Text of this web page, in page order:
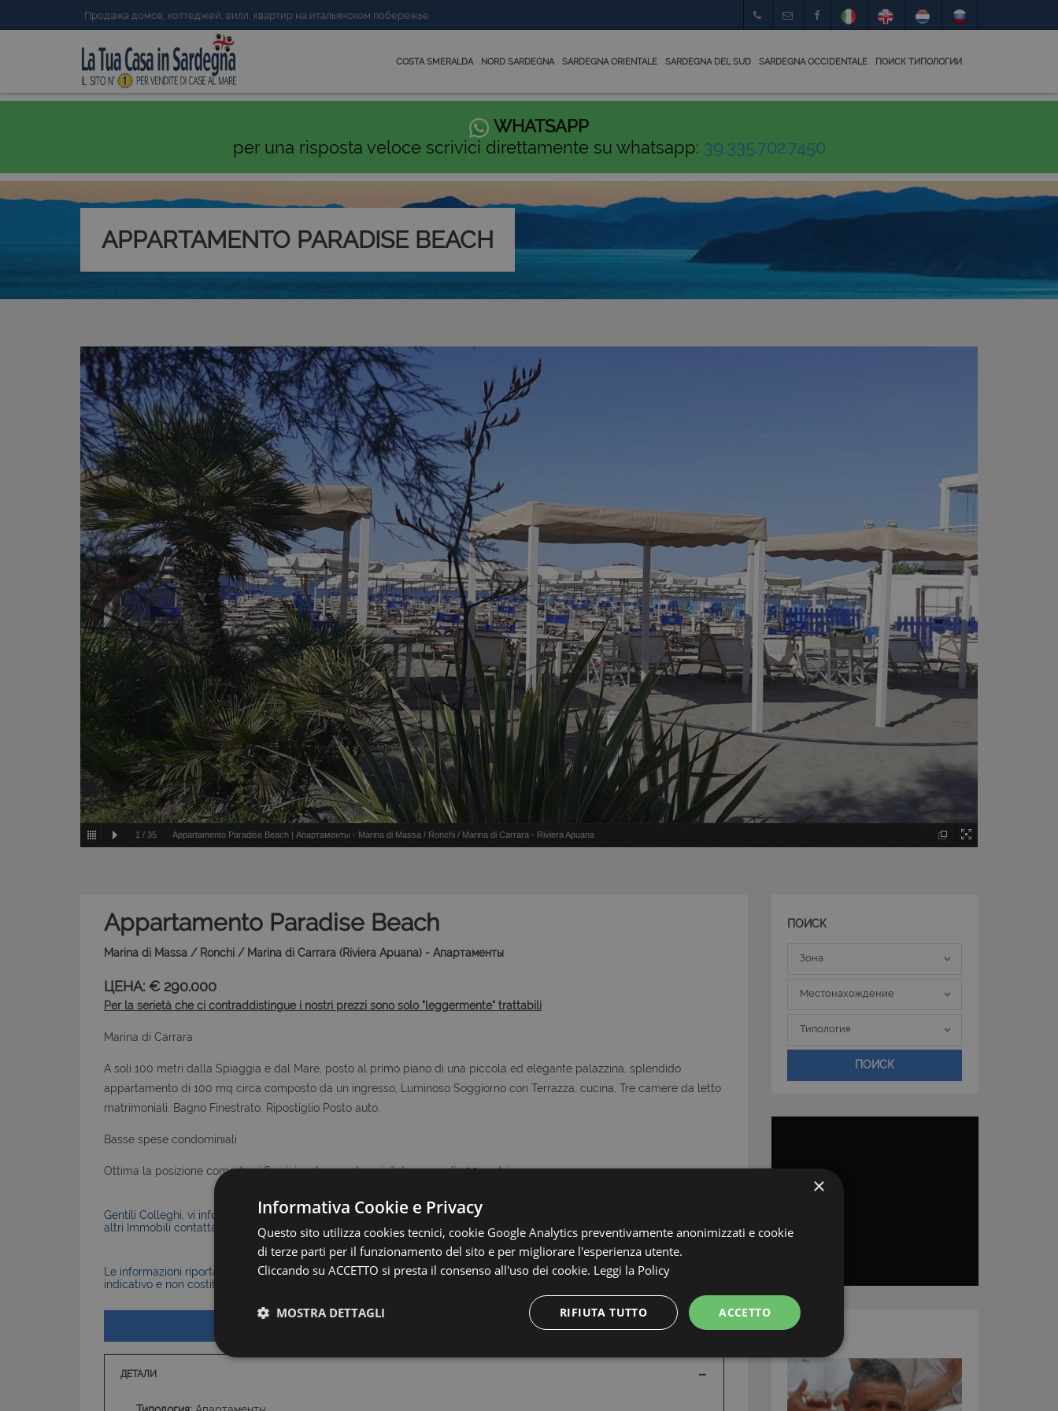
Продажа домов, коттеджей, вилл, квартир на итальянском побережье
COSTA SMERALDA NORD SARDEGNA SARDEGNA ORIENTALE SARDEGNA DEL SUD SARDEGNA OCCIDENTALE ПОИСК ТИПОЛОГИИ
WHATSAPP
per una risposta veloce scrivici direttamente su whatsapp: 39.335.702.7450
APPARTAMENTO PARADISE BEACH
1 / 35 Appartamento Paradise Beach | Апартаменты - Marina di Massa / Ronchi / Marina di Carrara - Riviera Apuana
Appartamento Paradise Beach
Marina di Massa / Ronchi / Marina di Carrara (Riviera Apuana) - Апартаменты
ЦЕНА: € 290.000
Per la serietà che ci contraddistingue i nostri prezzi sono solo "leggermente" trattabili
Marina di Carrara
A soli 100 metri dalla Spiaggia e dal Mare, posto al primo piano di una piccola ed elegante palazzina, splendido
appartamento di 100 mq circa composto da un ingresso, Luminoso Soggiorno con Terrazza, cucina, Tre camere da letto
matrimoniali, Bagno Finestrato, Ripostiglio Posto auto.
Basse spese condominiali
Ottima la posizione comoda ai Servizi e al mare da cui dista meno di 100 metri
Gentili Colleghi, vi informiamo che la Nostra Agenzia Collabora con Tutti, quindi se avete clienti interessati a questo o
altri Immobili contattateci senza problemi.
Le informazioni riportate nell’annuncio, comprese le metrature e le descrizioni degli ambienti, sono fornite a titolo
indicativo e non costituiscono elemento contrattuale
ДЕТАЛИ
ПОИСК
ЗонаЗона
Местонахождение
Местонахождение
Типология
Типология
ПОИСК
×
Informativa Cookie e Privacy
Questo sito utilizza cookies tecnici, cookie Google Analytics preventivamente anonimizzati e cookie
di terze parti per il funzionamento del sito e per migliorare l'esperienza utente.
Cliccando su ACCETTO si presta il consenso all'uso dei cookie. Leggi la Policy
ACCETTO
RIFIUTA TUTTO
MOSTRA DETTAGLI
Strettamente necessari e Statistiche